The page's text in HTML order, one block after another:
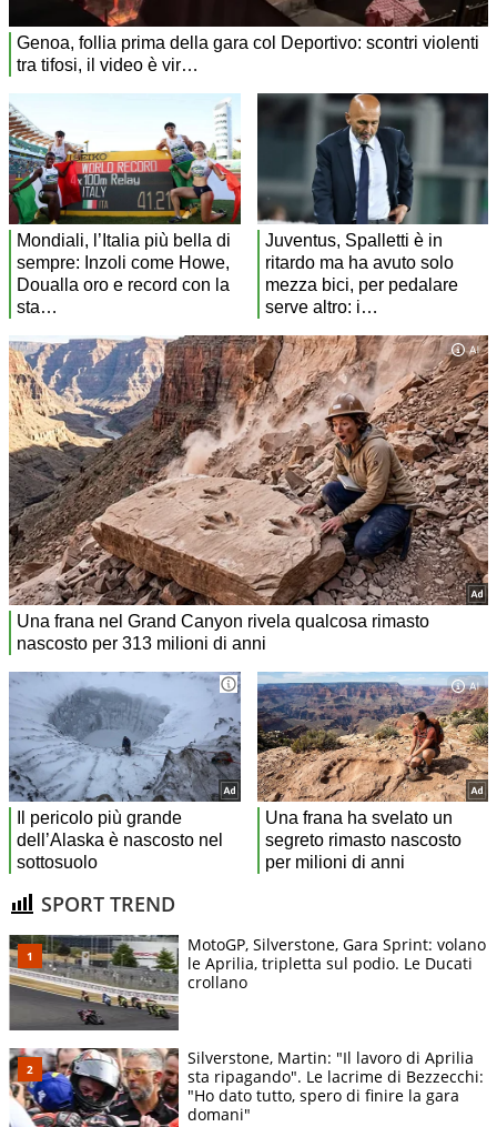
SPORT TREND
MotoGP, Silverstone, Gara Sprint: volano
le Aprilia, tripletta sul podio. Le Ducati
crollano
Silverstone, Martin: "Il lavoro di Aprilia
sta ripagando". Le lacrime di Bezzecchi:
"Ho dato tutto, spero di finire la gara
domani"